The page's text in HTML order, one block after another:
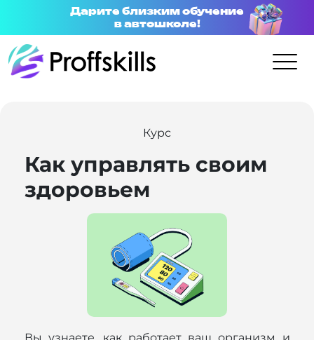
Дарите близким обучение
в автошколе!
Курс
Как управлять своим
здоровьем
Вы узнаете, как работает ваш организм и